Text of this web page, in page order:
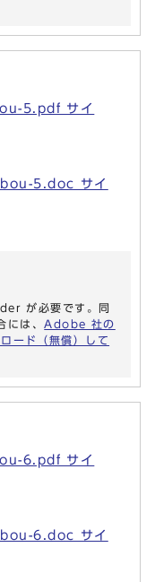
5.pdf サイ
5.doc サイ
が必要です。同
には、 Adobe 社の
ード（無償）して
6.pdf サイ
6.doc サイ